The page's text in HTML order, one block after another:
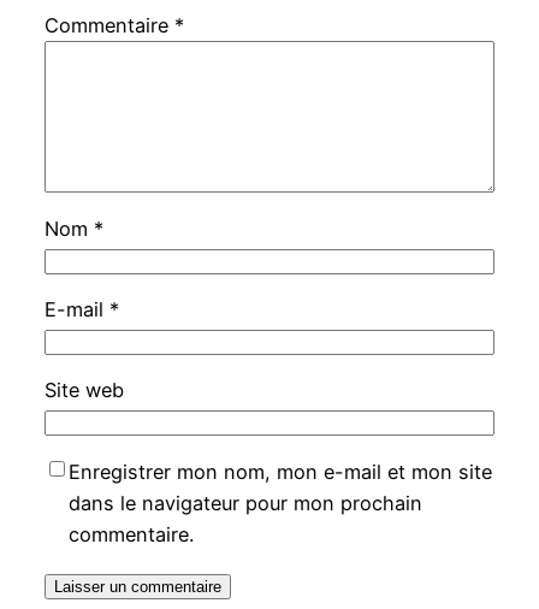
Commentaire *
Nom *
E-mail *
Site web
Enregistrer mon nom, mon e-mail et mon site
dans le navigateur pour mon prochain
commentaire.